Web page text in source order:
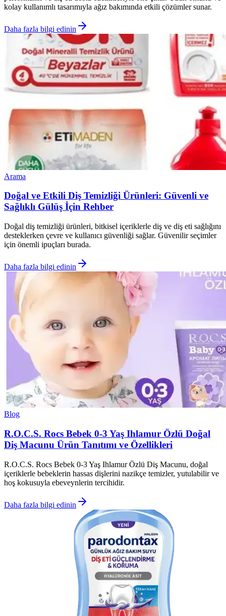
kolay kullanımlı tasarımıyla ağız bakımında etkili çözümler sunar.
Daha fazla bilgi edinin
Arama
Doğal ve Etkili Diş Temizliği Ürünleri: Güvenli ve
Sağlıklı Gülüş İçin Rehber
Doğal diş temizliği ürünleri, bitkisel içeriklerle diş ve diş eti sağlığını
desteklerken çevre ve kullanıcı güvenliği sağlar. Güvenilir seçimler
için önemli ipuçları burada.
Daha fazla bilgi edinin
Blog
R.O.C.S. Rocs Bebek 0-3 Yaş Ihlamur Özlü Doğal
Diş Macunu Ürün Tanıtımı ve Özellikleri
R.O.C.S. Rocs Bebek 0-3 Yaş Ihlamur Özlü Diş Macunu, doğal
içeriklerle bebeklerin hassas dişlerini nazikçe temizler, yutulabilir ve
hoş kokusuyla ebeveynlerin tercihidir.
Daha fazla bilgi edinin